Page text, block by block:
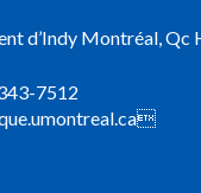
d’Indy Montréal, Qc
7512
